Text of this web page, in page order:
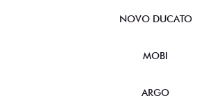
NOVO DUCATO
MOBI
ARGO